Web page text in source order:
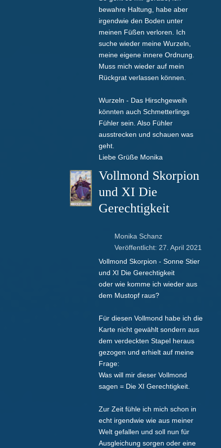
bewahre Haltung, habe aber
irgendwie den Boden unter
meinen Füßen verloren. Ich
suche wieder meine Wurzeln,
meine eigene innere Ordnung.
Muss mich wieder auf mein
Rückgrat verlassen können.
Wurzeln - Das Hirschgeweih
könnten auch Schmetterlings
Fühler sein. Also Fühler
ausstrecken und schauen was
geht.
Liebe Grüße Monika
Vollmond Skorpion
und XI Die
Gerechtigkeit
Monika Schanz
Veröffentlicht: 27. April 2021
Vollmond Skorpion - Sonne Stier
und XI Die Gerechtigkeit
oder wie komme ich wieder aus
dem Mustopf raus?
Für diesen Vollmond habe ich die
Karte nicht gewählt sondern aus
dem verdeckten Stapel heraus
gezogen und erhielt auf meine
Frage:
Was will mir dieser Vollmond
sagen = Die XI Gerechtigkeit.
Zur Zeit fühle ich mich schon in
echt irgendwie wie aus meiner
Welt gefallen und soll nun für
Ausgleichung sorgen oder eine